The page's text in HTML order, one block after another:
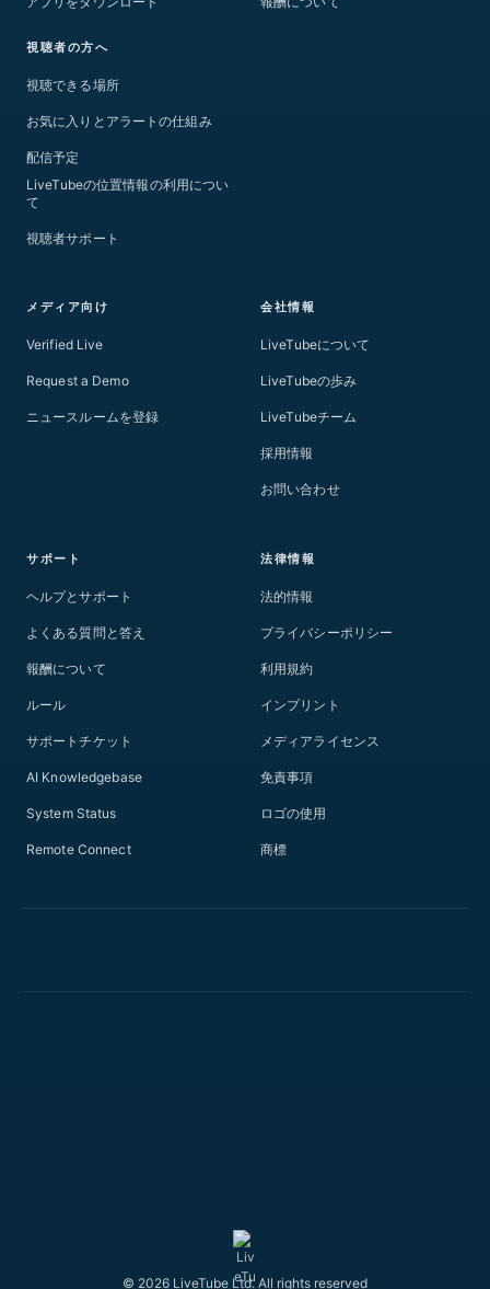
視聴者の方へ
視聴できる場所
お気に入りとアラートの仕組み
配信予定
LiveTubeの位置情報の利用につい
て
視聴者サポート
メディア向け
Verified Live
Request a Demo
ニュースルームを登録
会社情報
LiveTubeについて
LiveTubeの歩み
LiveTubeチーム
採用情報
お問い合わせ
サポート
ヘルプとサポート
よくある質問と答え
報酬について
ルール
サポートチケット
AI Knowledgebase
System Status
Remote Connect
法律情報
法的情報
プライバシーポリシー
利用規約
インプリント
メディアライセンス
免責事項
ロゴの使用
商標
© 2026 LiveTube Ltd. All rights reserved